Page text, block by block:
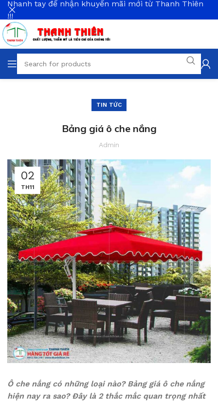
TIN TỨC
Bảng giá ô che nắng
Admin
02
TH11
Ô che nắng có những loại nào? Bảng giá ô che nắng
hiện nay ra sao? Đây là 2 thắc mắc quan trọng nhất
Nhanh tay để nhận khuyến mãi mới từ Thanh Thiên
!!!